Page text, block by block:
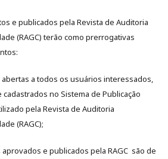
e publicados pela Revista de Auditoria
(RAGC) terão como prerrogativas
a todos os usuários interessados,
no Sistema de Publicação
pela Revista de Auditoria
(RAGC);
e publicados pela RAGC são de